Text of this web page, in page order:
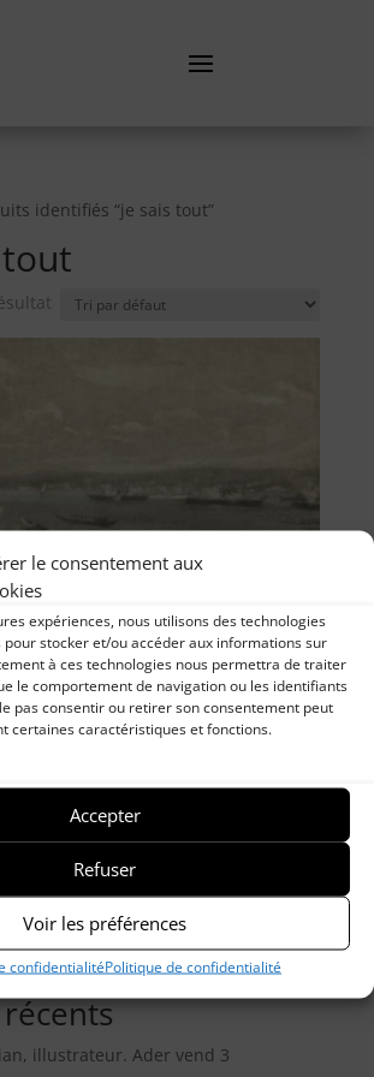
le consentement aux
expériences, nous utilisons des technologies
pour stocker et/ou accéder aux informations sur
à ces technologies nous permettra de traiter
le comportement de navigation ou les identifiants
pas consentir ou retirer son consentement peut
certaines caractéristiques et fonctions.
Accepter
Refuser
Voir les préférences
confidentialitéPolitique de confidentialité
identifiés “je sais tout”
sur le Bosphore pour son
dans la mosquée du Sultan Eyup à
illustrateur. Ader vend 3